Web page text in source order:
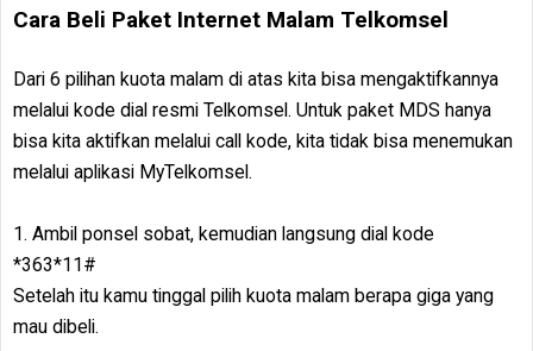
Cara Beli Paket Internet Malam Telkomsel
Dari 6 pilihan kuota malam di atas kita bisa mengaktifkannya
melalui kode dial resmi Telkomsel. Untuk paket MDS hanya
bisa kita aktifkan melalui call kode, kita tidak bisa menemukan
melalui aplikasi MyTelkomsel.
1. Ambil ponsel sobat, kemudian langsung dial kode
*363*11#
Setelah itu kamu tinggal pilih kuota malam berapa giga yang
mau dibeli.